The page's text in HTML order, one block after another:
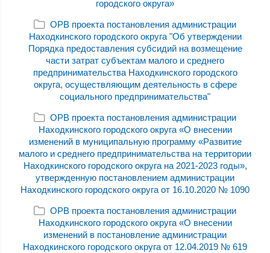
городского округа»
ОРВ проекта постановления администрации
Находкинского городского округа "Об утверждении
Порядка предоставления субсидий на возмещение
части затрат субъектам малого и среднего
предпринимательства Находкинского городского
округа, осуществляющим деятельность в сфере
социального предпринимательства"
ОРВ проекта постановления администрации
Находкинского городского округа «О внесении
изменений в муниципальную программу «Развитие
малого и среднего предпринимательства на территории
Находкинского городского округа на 2021-2023 годы»,
утвержденную постановлением администрации
Находкинского городского округа от 16.10.2020 № 1090
ОРВ проекта постановления администрации
Находкинского городского округа «О внесении
изменений в постановление администрации
Находкинского городского округа от 12.04.2019 № 619